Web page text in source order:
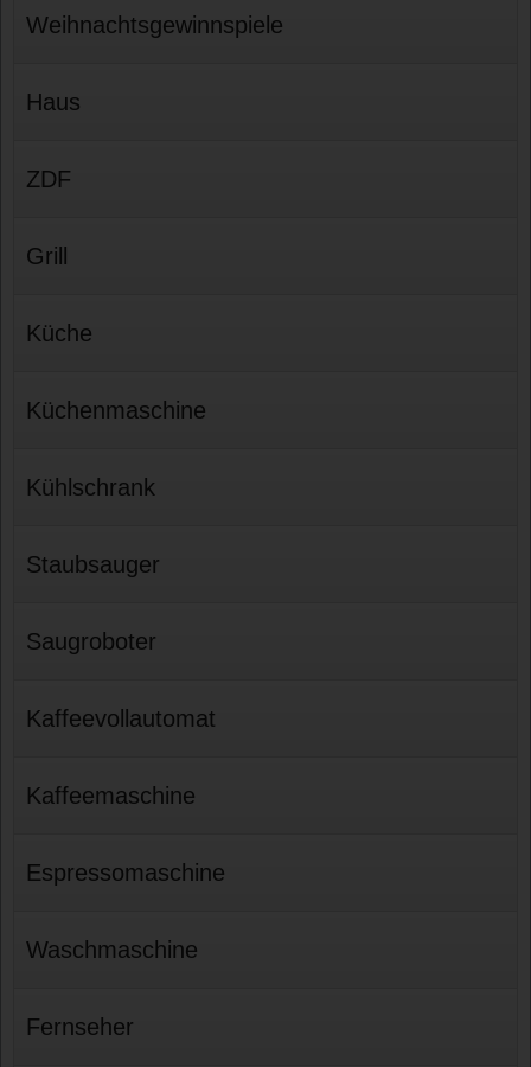
Weihnachtsgewinnspiele
Haus
ZDF
Grill
Küche
Küchenmaschine
Kühlschrank
Staubsauger
Saugroboter
Kaffeevollautomat
Kaffeemaschine
Espressomaschine
Waschmaschine
Fernseher